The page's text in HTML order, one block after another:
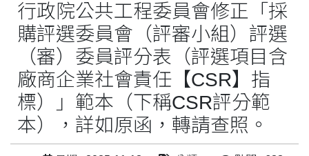
行政院公共工程委員會修正「採
購評選委員會（評審小組）評選
（審）委員評分表（評選項目含
廠商企業社會責任【CSR】指
標）」範本（下稱CSR評分範
本），詳如原函，轉請查照。